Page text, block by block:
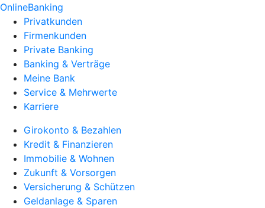
OnlineBanking
Privatkunden
Firmenkunden
Private Banking
Banking & Verträge
Meine Bank
Service & Mehrwerte
Karriere
Girokonto & Bezahlen
Kredit & Finanzieren
Immobilie & Wohnen
Zukunft & Vorsorgen
Versicherung & Schützen
Geldanlage & Sparen